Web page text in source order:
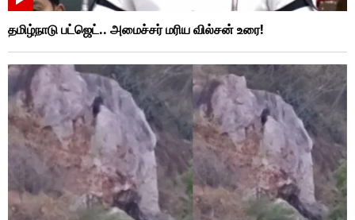
தமிழ்நாடு பட்ஜெட்.. அமைச்சர் மரிய வில்சன் உரை!